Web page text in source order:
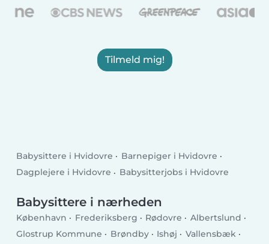
Tilmeld mig!
Babysittere i Hvidovre
Barnepiger i Hvidovre
Dagplejere i Hvidovre
Babysitterjobs i Hvidovre
Babysittere i nærheden
København Frederiksberg Rødovre
Albertslund
Glostrup Kommune
Brøndby Ishøj
Vallensbæk